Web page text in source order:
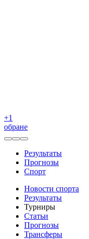
+1
обране
Результаты
Прогнозы
Спорт
Новости спорта
Результаты
Турниры
Статьи
Прогнозы
Трансферы